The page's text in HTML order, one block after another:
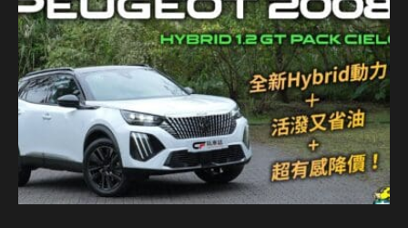
座艙以及高機能空間，以$89萬元起預售價填補現行產品線百
萬內中型SUV的空缺。 全球設計網絡整合 打造在地化高適
應性產品 The All-New MUFASA的開發由…